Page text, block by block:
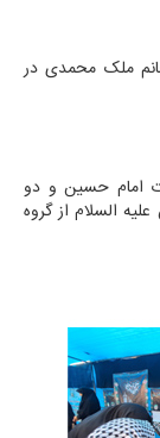
ملک محمدی در
امام حسین و دو
السلام از گروه